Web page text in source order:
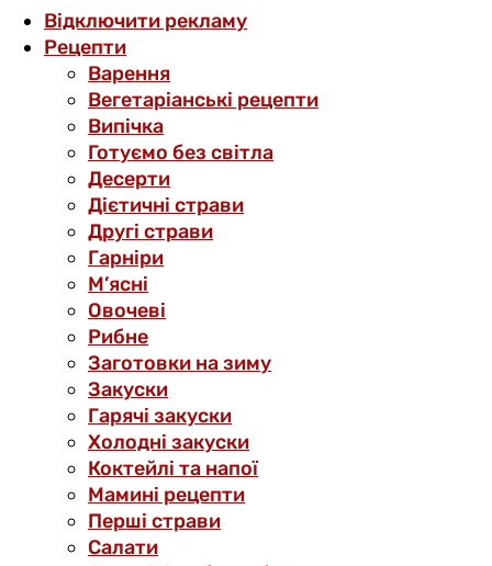
Відключити рекламу
Рецепти
Варення
Вегетаріанські рецепти
Випічка
Готуємо без світла
Десерти
Дієтичні страви
Другі страви
Гарніри
М’ясні
Овочеві
Рибне
Заготовки на зиму
Закуски
Гарячі закуски
Холодні закуски
Коктейлі та напої
Мамині рецепти
Перші страви
Салати